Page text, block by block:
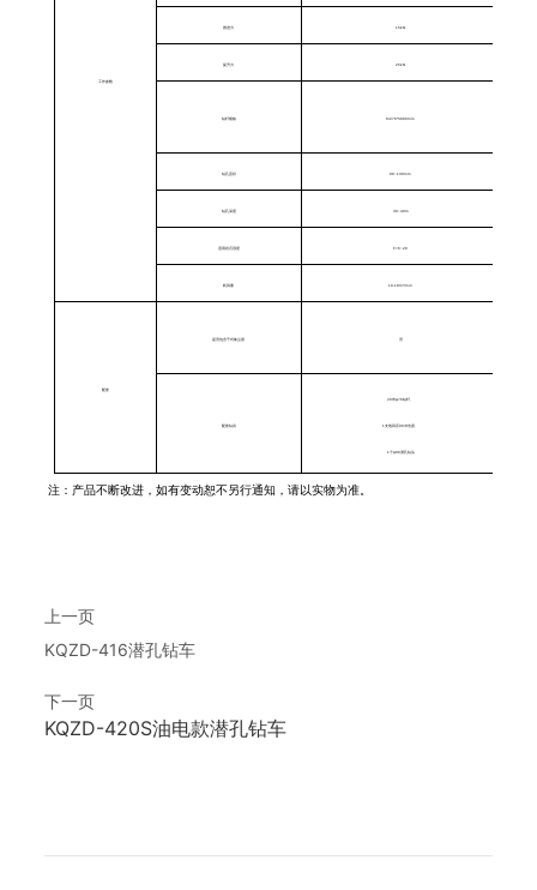
工作参数
推进力 15kN
提升力 25kN
钻杆规格 64/76*3000mm
钻孔直径 90~130mm
钻孔深度 30~40m
适用岩石强度 F=6~20
耗风量 10-18m³/min
配套
是否包含干式集尘器 否
配套钻具
20米φ76钻杆、
1支低风压90冲击器、
1个φ90潜孔钻头
注：产品不断改进，如有变动恕不另行通知，请以实物为准。
上一页
KQZD-416潜孔钻车
下一页
KQZD-420S油电款潜孔钻车